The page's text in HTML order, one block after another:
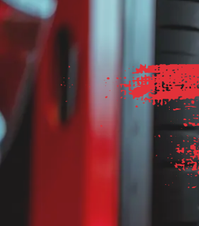
Sitz- &
DEKRA-
Marken-